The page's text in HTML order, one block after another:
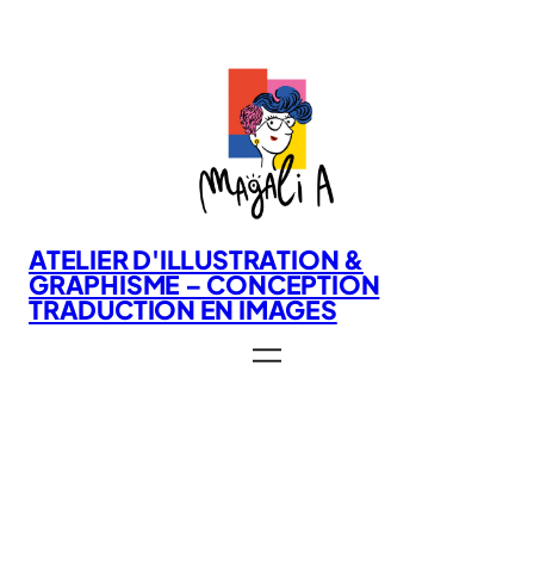
ATELIER D'ILLUSTRATION &
GRAPHISME – CONCEPTION
TRADUCTION EN IMAGES